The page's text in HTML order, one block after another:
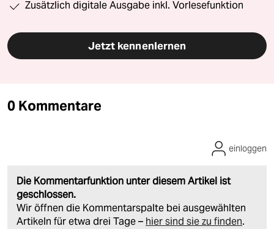
Zusätzlich digitale Ausgabe inkl. Vorlesefunktion
Jetzt kennenlernen
0 Kommentare
Die Kommentarfunktion unter diesem Artikel ist
geschlossen.
Wir öffnen die Kommentarspalte bei ausgewählten
Artikeln für etwa drei Tage – hier sind sie zu finden.
einloggen